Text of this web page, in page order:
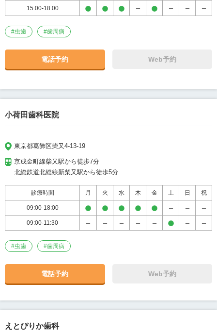
15:00-18:00
#虫歯 #歯周病
電話予約 Web予約
小荷田歯科医院
東京都葛飾区柴又4-13-19
京成金町線柴又駅から徒歩7分
北総鉄道北総線新柴又駅から徒歩5分
診療時間 月 火 水 木 金 土 日 祝
09:00-18:00
09:00-11:30
#虫歯 #歯周病
電話予約 Web予約
えとぴりか歯科